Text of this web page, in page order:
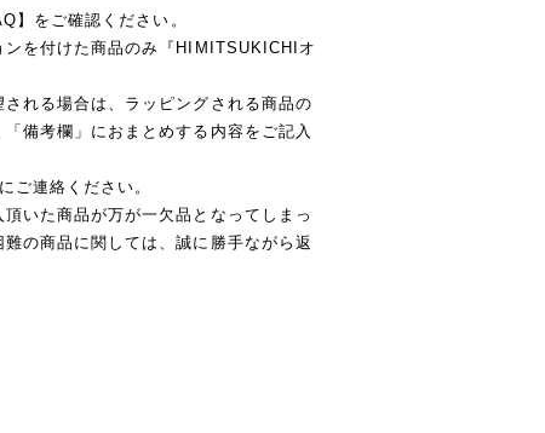
】をご確認ください。
ンを付けた商品のみ『HIMITSUKICHIオ
れる場合は、ラッピングされる商品の
備考欄」におまとめする内容をご記入
ご連絡ください。
いた商品が万が一欠品となってしまっ
の商品に関しては、誠に勝手ながら返